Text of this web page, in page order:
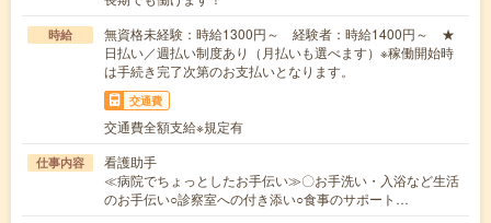
時給
無資格未経験：時給1300円～ 経験者：時給1400円～ ★
日払い／週払い制度あり（月払いも選べます）※稼働開始時
は手続き完了次第のお支払いとなります。
交通費
交通費全額支給※規定有
仕事内容
看護助手
≪病院でちょっとしたお手伝い≫〇お手洗い・入浴など生活
のお手伝い○診察室への付き添い○食事のサポート…